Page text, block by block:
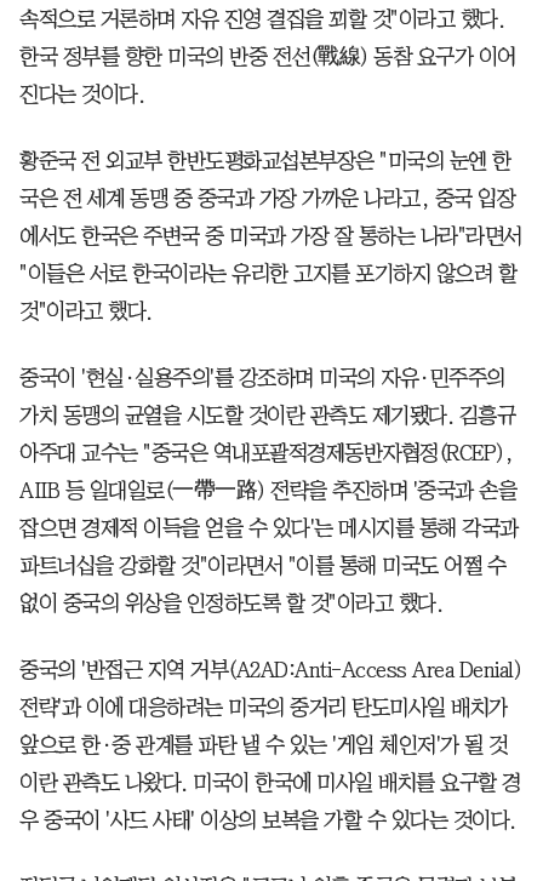
속적으로 거론하며 자유 진영 결집을 꾀할 것"이라고 했다.
한국 정부를 향한 미국의 반중 전선(戰線) 동참 요구가 이어
진다는 것이다.
황준국 전 외교부 한반도평화교섭본부장은 "미국의 눈엔 한
국은 전 세계 동맹 중 중국과 가장 가까운 나라고, 중국 입장
에서도 한국은 주변국 중 미국과 가장 잘 통하는 나라"라면서
"이들은 서로 한국이라는 유리한 고지를 포기하지 않으려 할
것"이라고 했다.
중국이 '현실·실용주의'를 강조하며 미국의 자유·민주주의
가치 동맹의 균열을 시도할 것이란 관측도 제기됐다. 김흥규
아주대 교수는 "중국은 역내포괄적경제동반자협정(RCEP),
AIIB 등 일대일로(一帶一路) 전략을 추진하며 '중국과 손을
잡으면 경제적 이득을 얻을 수 있다'는 메시지를 통해 각국과
파트너십을 강화할 것"이라면서 "이를 통해 미국도 어쩔 수
없이 중국의 위상을 인정하도록 할 것"이라고 했다.
중국의 '반접근 지역 거부(A2AD:Anti-Access Area Denial)
전략'과 이에 대응하려는 미국의 중거리 탄도미사일 배치가
앞으로 한·중 관계를 파탄 낼 수 있는 '게임 체인저'가 될 것
이란 관측도 나왔다. 미국이 한국에 미사일 배치를 요구할 경
우 중국이 '사드 사태' 이상의 보복을 가할 수 있다는 것이다.